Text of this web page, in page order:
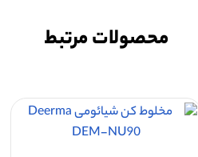
محصولات مرتبط